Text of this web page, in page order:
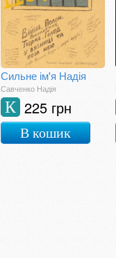
Сильне ім'я Надія
Савченко Надія
225 грн
К
В кошик